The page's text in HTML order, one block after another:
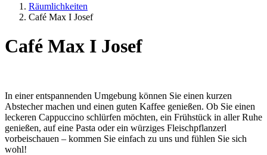
Räumlichkeiten
Café Max I Josef
Café Max I Josef
In einer entspannenden Umgebung können Sie einen kurzen
Abstecher machen und einen guten Kaffee genießen. Ob Sie einen
leckeren Cappuccino schlürfen möchten, ein Frühstück in aller Ruhe
genießen, auf eine Pasta oder ein würziges Fleischpflanzerl
vorbeischauen – kommen Sie einfach zu uns und fühlen Sie sich
wohl!